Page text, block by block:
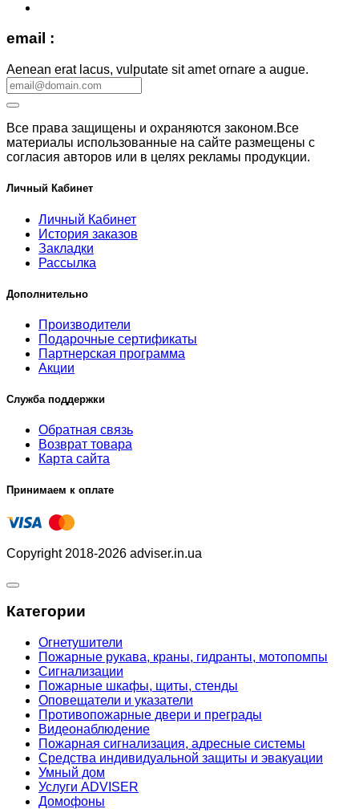
email :
Aenean erat lacus, vulputate sit amet ornare a augue.
Все права защищены и охраняются законом.Все
материалы использованные на сайте размещены с
согласия авторов или в целях рекламы продукции.
Личный Кабинет
Личный Кабинет
История заказов
Закладки
Рассылка
Дополнительно
Производители
Подарочные сертификаты
Партнерская программа
Акции
Служба поддержки
Обратная связь
Возврат товара
Карта сайта
Принимаем к оплате
Copyright 2018-2026 adviser.in.ua
Категории
Огнетушители
Пожарные рукава, краны, гидранты, мотопомпы
Сигнализации
Пожарные шкафы, щиты, стенды
Оповещатели и указатели
Противопожарные двери и преграды
Видеонаблюдение
Пожарная сигнализация, адресные системы
Средства индивидуальной защиты и эвакуации
Умный дом
Услуги ADVISER
Домофоны